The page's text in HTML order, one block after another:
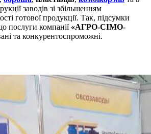
заводів зі збільшенням
готової продукції. Так, підсумки
послуги компанії «АГРО-СІМО-
та конкурентоспроможні.